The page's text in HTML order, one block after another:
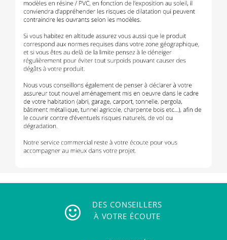
DES CONSEILLERS
À VOTRE ÉCOUTE